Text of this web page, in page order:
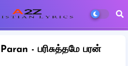
- பரிசுத்தமே பரன்